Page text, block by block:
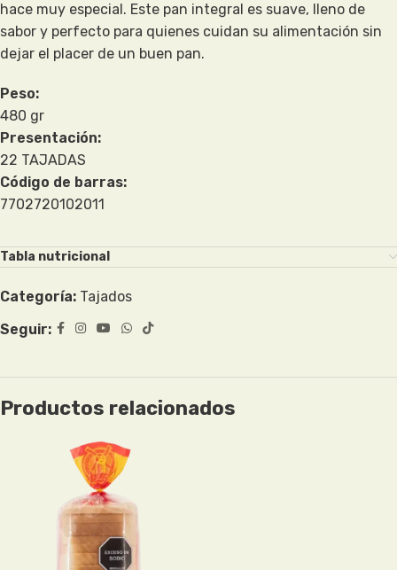
hace muy especial. Este pan integral es suave, lleno de
sabor y perfecto para quienes cuidan su alimentación sin
dejar el placer de un buen pan.
Peso:
480 gr
Presentación:
22 TAJADAS
Código de barras:
7702720102011
Tabla nutricional
Categoría: Tajados
Seguir:
Productos relacionados